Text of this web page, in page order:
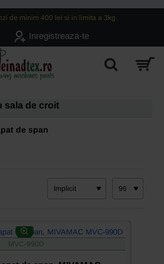
de minim 400 lei si in limita a 3kg
Inregistreaza-te
sala de croit
de span
MVC-990D